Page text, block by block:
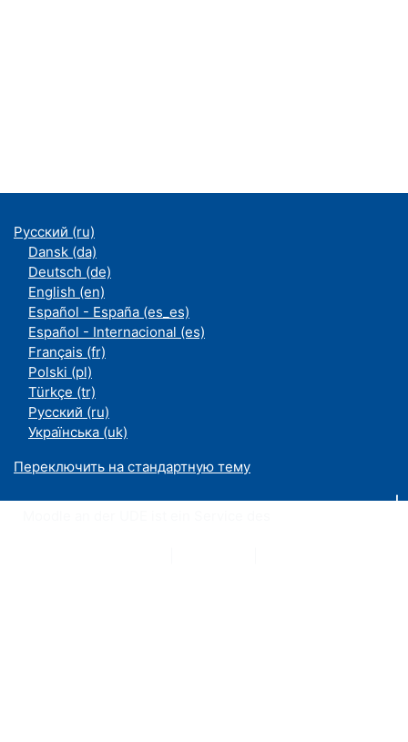
Русский ‎(ru)‎
Dansk ‎(da)‎
Deutsch ‎(de)‎
English ‎(en)‎
Español - España ‎(es_es)‎
Español - Internacional ‎(es)‎
Français ‎(fr)‎
Polski ‎(pl)‎
Türkçe ‎(tr)‎
Русский ‎(ru)‎
Українська ‎(uk)‎
Переключить на стандартную тему